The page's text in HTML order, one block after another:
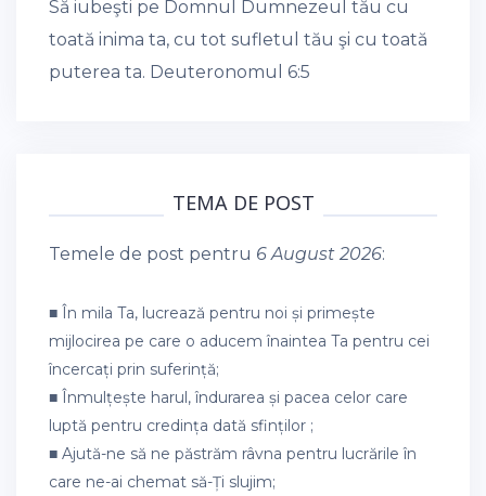
Să iubeşti pe Domnul Dumnezeul tău cu
toată inima ta, cu tot sufletul tău şi cu toată
puterea ta. Deuteronomul 6:5
TEMA DE POST
Temele de post pentru 6 August 2026:
■ În mila Ta, lucrează pentru noi și primește
mijlocirea pe care o aducem înaintea Ta pentru cei
încercați prin suferință;
■ Înmulțește harul, îndurarea și pacea celor care
luptă pentru credința dată sfinților ;
■ Ajută-ne să ne păstrăm râvna pentru lucrările în
care ne-ai chemat să-Ți slujim;